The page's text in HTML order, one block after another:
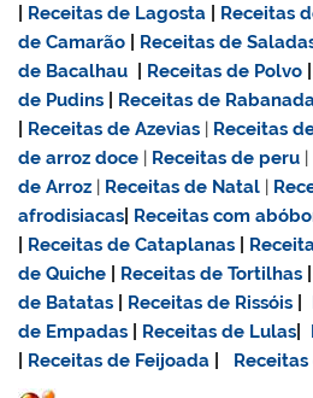
Receitas de Lagosta Receitas
de Camarão
Receitas de
de Bacalhau
Receitas de Polvo
de Pudins
Receitas de
Receitas de Azevias | Receitas
dearroz doce | Receitas de peru |
de Arroz | Receitas de Natal |
afrodisiacas Receitas com
Receitas de Cataplanas
de Quiche
Receitas de Tortilhas
de Batatas
Receitas de Rissóis
de Empadas
Receitas de Lulas
Receitas de Feijoada